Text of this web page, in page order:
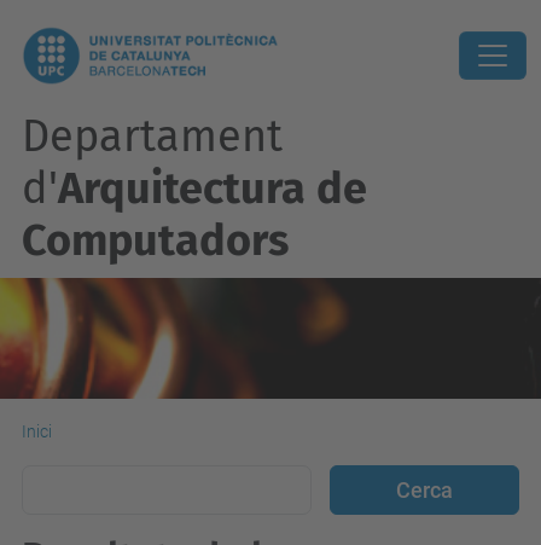
Departament
d'Arquitectura de
Computadors
Inici